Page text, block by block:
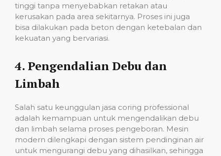
tinggi tanpa menyebabkan retakan atau
kerusakan pada area sekitarnya. Proses ini juga
bisa dilakukan pada beton dengan ketebalan dan
kekuatan yang bervariasi.
4. Pengendalian Debu dan
Limbah
Salah satu keunggulan jasa coring professional
adalah kemampuan untuk mengendalikan debu
dan limbah selama proses pengeboran. Mesin
modern dilengkapi dengan sistem pendinginan air
untuk mengurangi debu yang dihasilkan, sehingga